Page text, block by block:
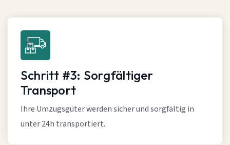
Schritt #3: Sorgfältiger
Transport
Ihre Umzugsgüter werden sicher und sorgfältig in
unter 24h transportiert.